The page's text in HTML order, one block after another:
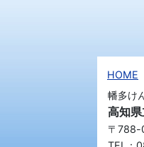
HOME
幡多け
高知
〒788-